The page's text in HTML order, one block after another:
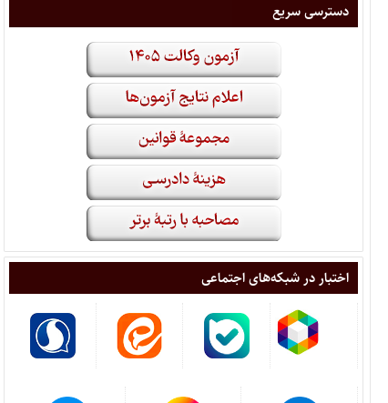
دسترسی سریع
اختبار در شبکه‌های اجتماعی